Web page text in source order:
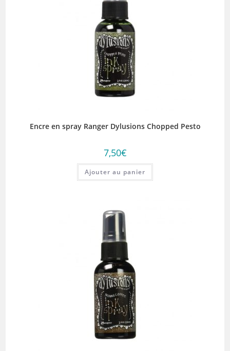
Encre en spray Ranger Dylusions Chopped Pesto
7,50€
Ajouter au panier